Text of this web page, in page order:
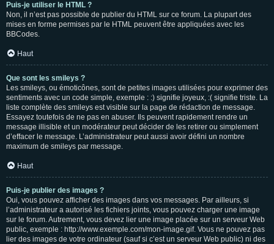
Puis-je utiliser le HTML ?
Non, il n’est pas possible de publier du HTML sur ce forum. La plupart des
mises en forme permises par le HTML peuvent être appliquées avec les
BBCodes.
Haut
Que sont les smileys ?
Les smileys, ou émoticônes, sont de petites images utilisées pour exprimer des
sentiments avec un code simple, exemple : :) signifie joyeux, :( signifie triste. La
liste complète des smileys est visible sur la page de rédaction de message.
Essayez toutefois de ne pas en abuser. Ils peuvent rapidement rendre un
message illisible et un modérateur peut décider de les retirer ou simplement
d’effacer le message. L’administrateur peut aussi avoir défini un nombre
maximum de smileys par message.
Haut
Puis-je publier des images ?
Oui, vous pouvez afficher des images dans vos messages. Par ailleurs, si
l’administrateur a autorisé les fichiers joints, vous pouvez charger une image
sur le forum. Autrement, vous devez lier une image placée sur un serveur Web
public, exemple : http://www.exemple.com/mon-image.gif. Vous ne pouvez pas
lier des images de votre ordinateur (sauf si c’est un serveur Web public) ni des